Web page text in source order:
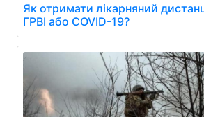
Як отримати лікарняний
ГРВІ або COVID-19?